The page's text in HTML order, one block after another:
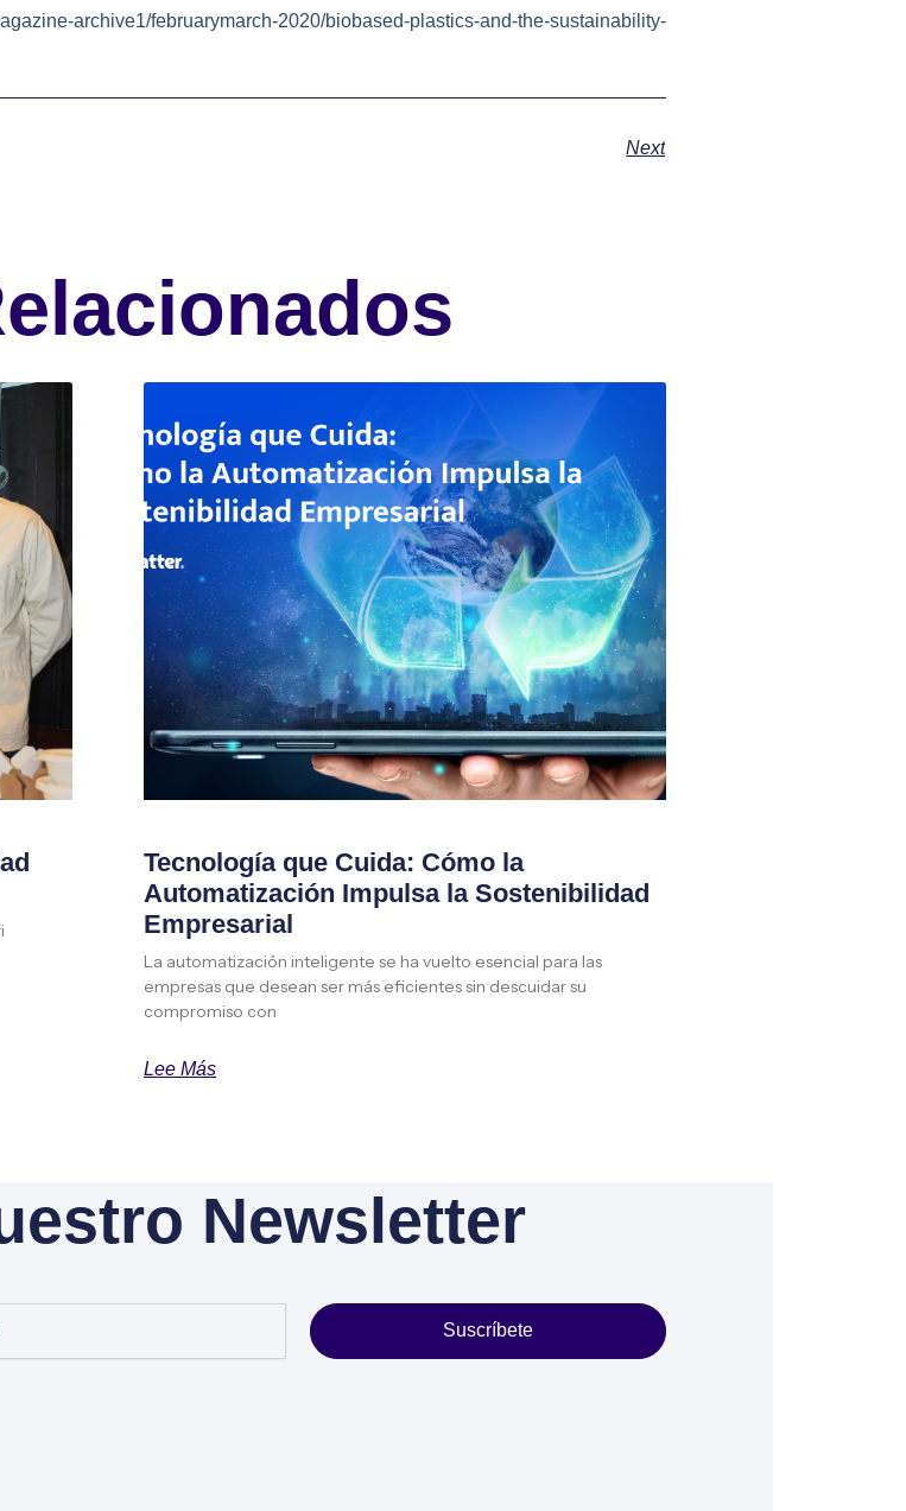
archive1/februarymarch-2020/biobased-plastics-and-the-sustainability-
Next
Tecnología que Cuida: Cómo la
Automatización Impulsa la Sostenibilidad
Empresarial
La automatización inteligente se ha vuelto esencial para las
empresas que desean ser más eficientes sin descuidar su
compromiso con
Lee Más
Newsletter
Suscríbete